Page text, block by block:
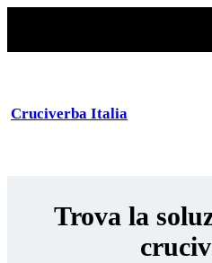
Cruciverba Italia
Trova la